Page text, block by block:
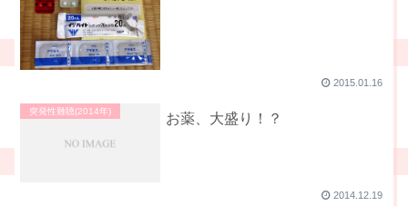
2015.01.16
突発性難聴(2014年) お薬、大盛り！？
2014.12.19